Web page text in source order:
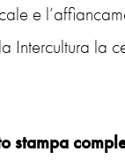
e
Intercultura la
stampa